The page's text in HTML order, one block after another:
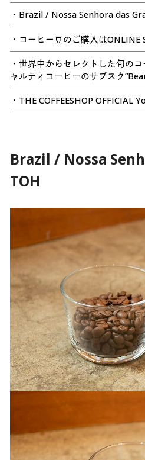
・Brazil / Nossa Senhora das
・コーヒー豆のご購入はONLINE
・世界中からセレクトした旬の
ャルティコーヒーのサブスク
・THE COFFEESHOP OFFICIAL
Brazil / Nossa
TOH